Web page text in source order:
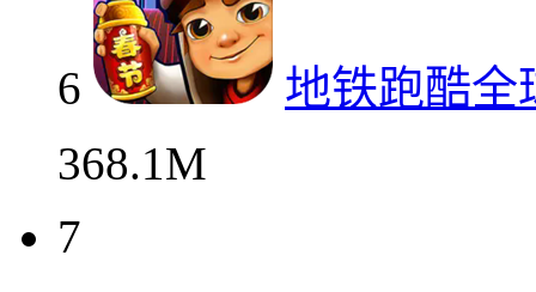
6
地铁跑酷全
368.1M
7